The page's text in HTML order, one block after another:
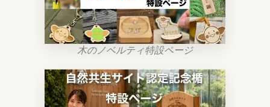
木のノベルティ特設ページ